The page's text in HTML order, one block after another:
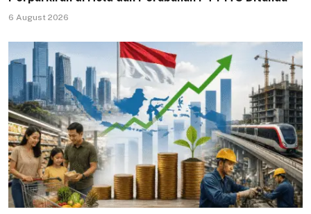
6 August 2026